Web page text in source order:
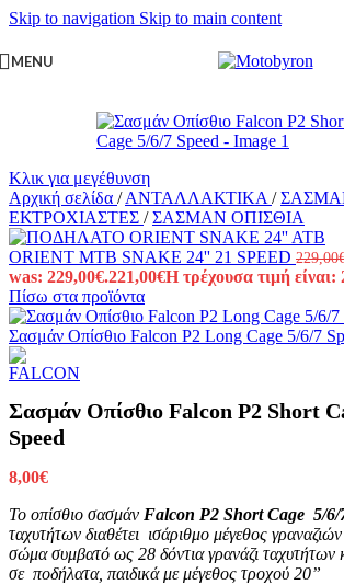
Skip to navigation Skip to main content
MENU
Κλικ για μεγέθυνση
Αρχική σελίδα / ΑΝΤΑΛΛΑΚΤΙΚΑ /
ΕΚΤΡΟΧΙΑΣΤΕΣ / ΣΑΣΜΑΝ ΟΠΙΣΘΙΑ
ORIENT MTB SNAKE 24'' 21 SPEED 229,00
was: 229,00€.221,00€Η τρέχουσα τιμή είναι:
Πίσω στα προϊόντα
Σασμάν Οπίσθιο Falcon P2 Long Cage 5/6/7
Σασμάν Οπίσθιο Falcon P2 Short
Speed
8,00€
Το οπίσθιο σασμάν Falcon P2 Short Cage 5/6/
ταχυτήτων διαθέτει ισάριθμο μέγεθος
σώμα συμβατό ως 28 δόντια γρανάζι ταχυτήτων
σε ποδήλατα, παιδικά με μέγεθος τροχού 20”